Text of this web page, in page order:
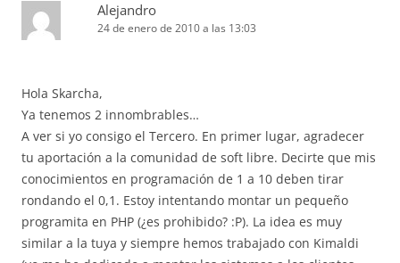
Alejandro
24 de enero de 2010 a las 13:03
Hola Skarcha,
Ya tenemos 2 innombrables…
A ver si yo consigo el Tercero. En primer lugar, agradecer
tu aportación a la comunidad de soft libre. Decirte que mis
conocimientos en programación de 1 a 10 deben tirar
rondando el 0,1. Estoy intentando montar un pequeño
programita en PHP (¿es prohibido? :P). La idea es muy
similar a la tuya y siempre hemos trabajado con Kimaldi